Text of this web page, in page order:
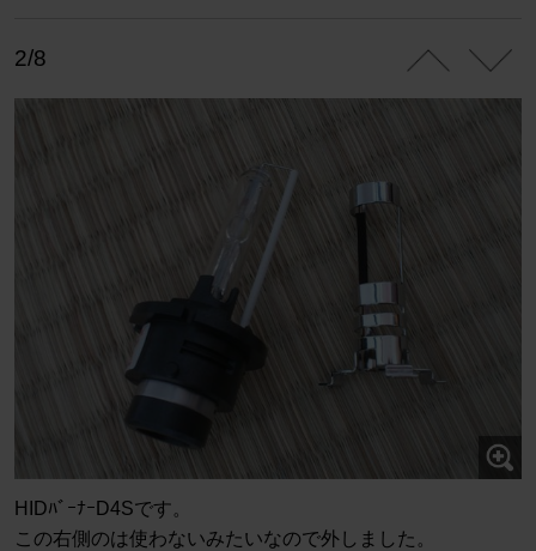
2/8
HIDﾊﾞｰﾅｰD4Sです。
この右側のは使わないみたいなので外しました。